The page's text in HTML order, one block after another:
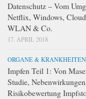
Datenschutz – Vom
Netflix, Windows,
WLAN & Co.
17. APRIL 2018
ORGANE & KRANKHEITEN
Impfen Teil 1: Von
Studie,
Risikobewertung